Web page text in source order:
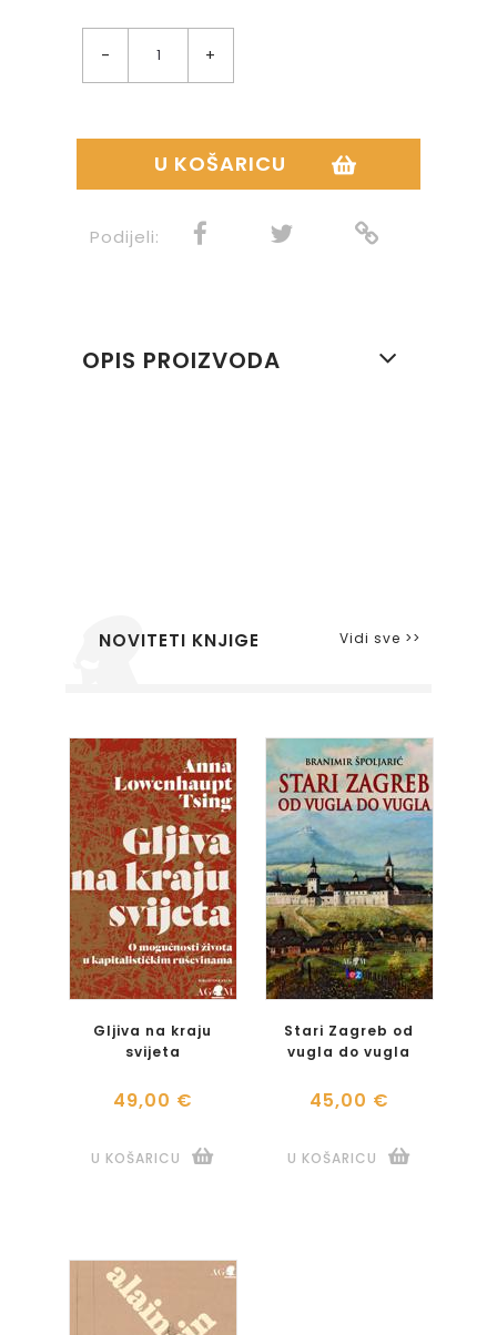
- +
U KOŠARICU
Podijeli:
OPIS PROIZVODA
NOVITETI KNJIGE Vidi sve >>
Gljiva na kraju
svijeta
49,00 €
U KOŠARICU
Stari Zagreb od
vugla do vugla
45,00 €
U KOŠARICU